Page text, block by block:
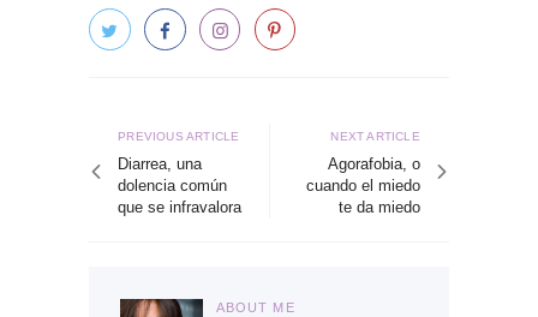
de
entradas
Previous
article
PREVIOUS ARTICLE
Diarrea, una
dolencia común
que se infravalora
Next
article
NEXT ARTICLE
Agorafobia, o
cuando el miedo
te da miedo
ABOUT ME